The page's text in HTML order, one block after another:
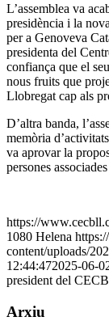
L’assemblea va
presidència i la
per a Genoveva
presidenta del
confiança que el
nous fruits que
Llobregat cap als
D’altra banda,
memòria
va aprovar la
persones
https://
1080 Helena
content/uploads/
12:44:472025-06-
president del
Arxiu